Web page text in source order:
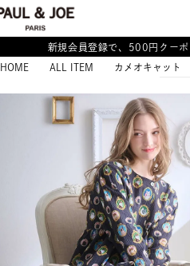
新規会員登録で、500円クー
HOME ALL ITEM カメオキャッ